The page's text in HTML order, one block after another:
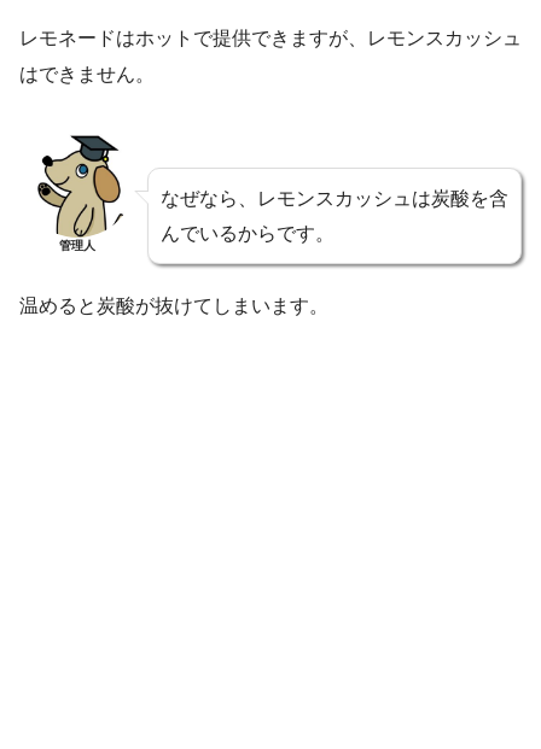
レモネードはホットで提供できますが、レモンスカッシュ
はできません。
管理人
なぜなら、レモンスカッシュは炭酸を含
んでいるからです。
温めると炭酸が抜けてしまいます。